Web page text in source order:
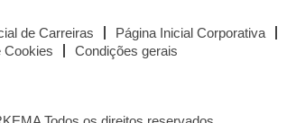
de Carreiras Página Inicial Corporativa
Cookies
Condições gerais